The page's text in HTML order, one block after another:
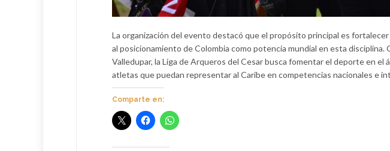
La organización del evento destacó que el propósito principal es
al posicionamiento de Colombia como potencia mundial en esta disciplina.
Valledupar, la Liga de Arqueros del Cesar busca fomentar el deporte en el
atletas que puedan representar al Caribe en competencias nacionales e
Comparte en: